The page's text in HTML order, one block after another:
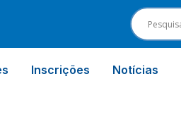
Inscrições Notícias